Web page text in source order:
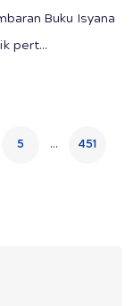
Buku Isyana
pert...
5 ... 451